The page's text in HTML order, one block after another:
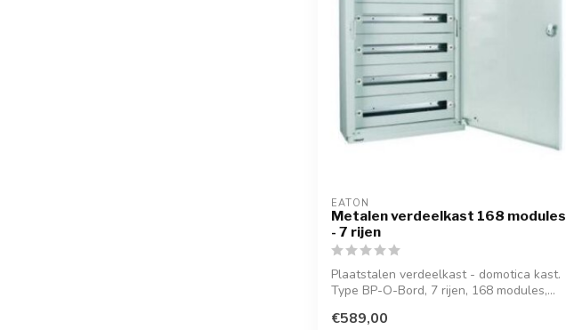
EATON
Metalen verdeelkast 168 modules
- 7 rijen
Plaatstalen verdeelkast - domotica kast.
Type BP-O-Bord, 7 rijen, 168 modules,...
€589,00